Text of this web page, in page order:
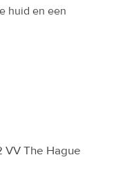
huid en een
The Hague